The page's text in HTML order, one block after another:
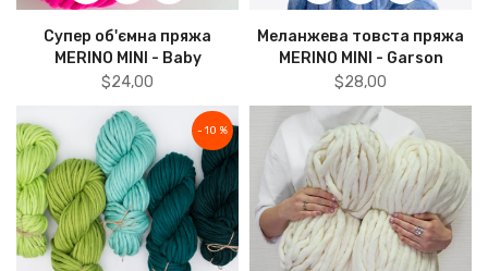
Супер об'ємна пряжа
MERINO MINI - Baby
$24,00
Меланжева товста пряжа
MERINO MINI - Garson
$28,00
- 10 %